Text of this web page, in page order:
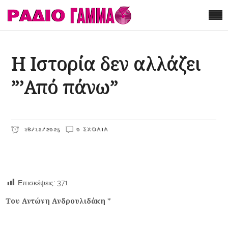
Η Ιστορία δεν αλλάζει
”’Από πάνω”
18/12/2025 0 ΣΧΌΛΙΑ
Επισκέψεις: 371
Του Αντώνη Ανδρουλιδάκη *